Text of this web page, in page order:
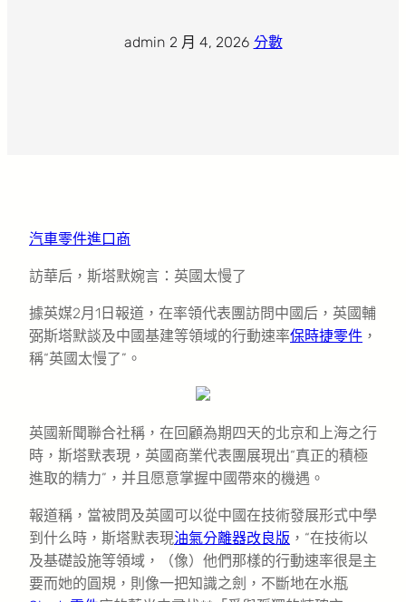
admin· 2 月 4, 2026· 分數
汽車零件進口商
訪華后，斯塔默婉言：英國太慢了
據英媒2月1日報道，在率領代表團訪問中國后，英國輔
弼斯塔默談及中國基建等領域的行動速率保時捷零件 ，
稱“英國太慢了”。
英國新聞聯合社稱，在回顧為期四天的北京和上海之行
時，斯塔默表現，英國商業代表團展現出“真正的積極
進取的精力”，并且愿意掌握中國帶來的機遇。
報道稱，當被問及英國可以從中國在技術發展形式中學
到什么時，斯塔默表現油氣分離器改良版 ，“在技術以
及基礎設施等領域，（像）他們那樣的行動速率很是主
要而她的圓規，則像一把知識之劍，不斷地在水瓶